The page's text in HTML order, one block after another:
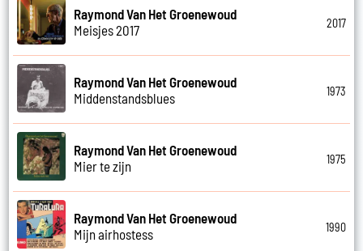
Raymond Van Het Groenewoud
Meisjes 2017
2017
Raymond Van Het Groenewoud
Middenstandsblues
1973
Raymond Van Het Groenewoud
Mier te zijn
1975
Raymond Van Het Groenewoud
Mijn airhostess
1990